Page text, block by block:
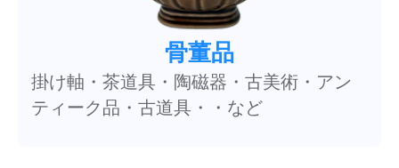
骨董品
掛け軸・茶道具・陶磁器・古美術・アン
ティーク品・古道具・・など